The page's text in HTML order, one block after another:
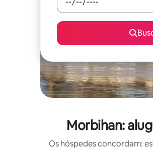
Morbihan:
Os hóspedes concordam: